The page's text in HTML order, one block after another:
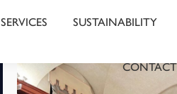
SERVICES SUSTAINABILITY